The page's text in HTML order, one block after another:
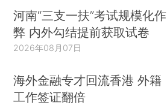
河南“三支一扶”考试规模化作
弊 内外勾结提前获取试卷
2026年08月07日
海外金融专才回流香港 外籍
工作签证翻倍